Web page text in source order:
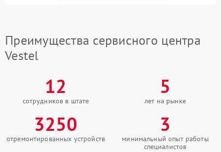
Преимущества сервисного центра
Vestel
12
сотрудников в штате
5
лет на рынке
3250
отремонтированных устройств
3
минимальный опыт работы
специалистов